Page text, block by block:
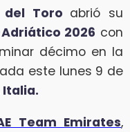
del Toro abrió su
2026 con
décimo en la
este lunes 9 de
Italia.
Team Emirates,